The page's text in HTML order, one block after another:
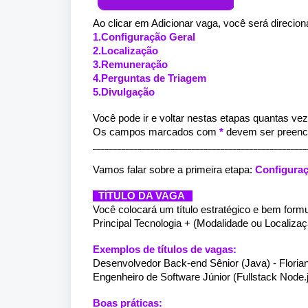
Ao clicar em Adicionar vaga, você será
1.Configuração Geral
2.Localização
3.Remuneração
4.Perguntas de Triagem
5.Divulgação
Você pode ir e voltar nestas etapas quantas
Os campos marcados com * devem ser
Vamos falar sobre a primeira etapa:
TÍTULO DA VAGA
Você colocará um título estratégico e bem
Principal Tecnologia + (Modalidade ou
Exemplos de títulos de vagas:
Desenvolvedor Back-end Sênior (Java) -
Engenheiro de Software Júnior (Fullstack
Boas práticas: